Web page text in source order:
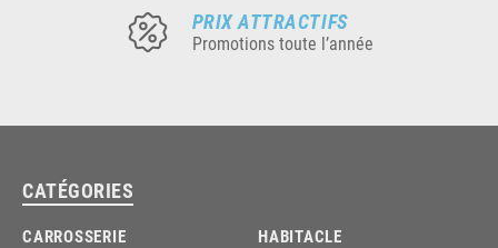
PRIX ATTRACTIFS
Promotions toute l’année
CATÉGORIES
CARROSSERIE
HABITACLE